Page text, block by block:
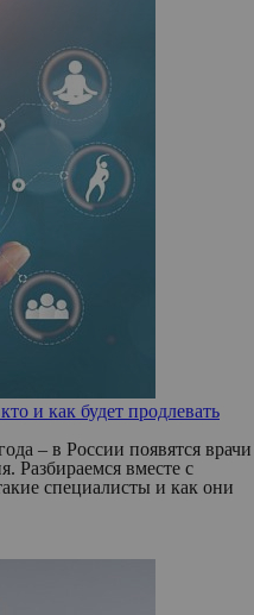
и как будет продлевать
– в России появятся врачи
Разбираемся вместе с
специалисты и как они